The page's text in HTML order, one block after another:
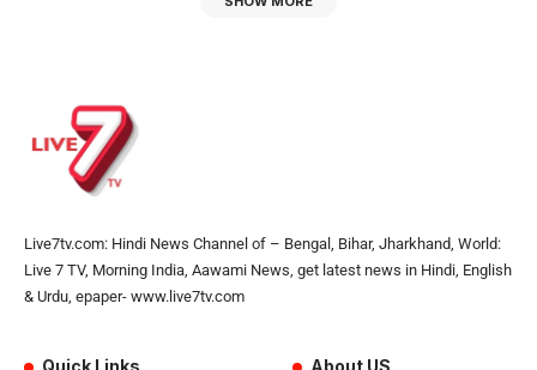
Live7tv.com: Hindi News Channel of – Bengal, Bihar, Jharkhand, World:
Live 7 TV, Morning India, Aawami News, get latest news in Hindi, English
& Urdu, epaper- www.live7tv.com